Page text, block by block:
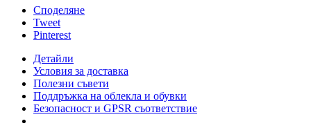
Споделяне
Tweet
Pinterest
Детайли
Условия за доставка
Полезни съвети
Поддръжка на облекла и обувки
Безопасност и GPSR съответствие